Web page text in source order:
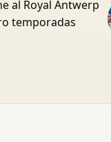
al Royal Antwerp
temporadas